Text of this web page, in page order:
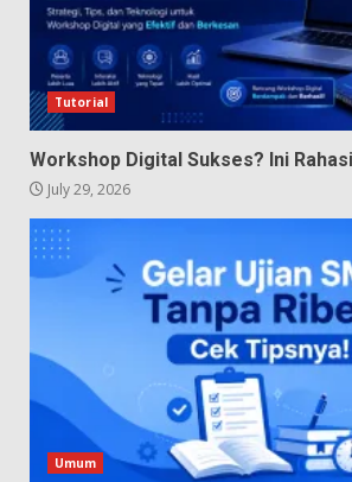
Tutorial
Workshop Digital Sukses? Ini
July 29, 2026
Umum